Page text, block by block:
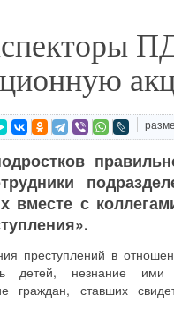
вместе с
преступлений в
детей, незнание ими
граждан, ставших